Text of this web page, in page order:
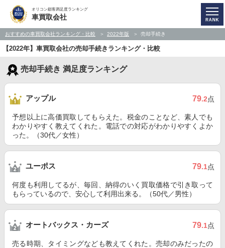
オリコン顧客満足度ランキング
車買取会社
おすすめの車買取会社ランキング・比較 2022年版 売却手続き
【2022年】車買取会社の売却手続きランキング・比較
売却手続き 満足度ランキング
アップル 79.2点
予想以上に高価買取してもらえた。税金のことなど、素人でも
わかりやすく教えてくれた。電話での対応がわかりやすくよか
った。（30代／女性）
ユーポス 79.1点
何度も利用してるが、毎回、納得のいく買取価格で引き取って
もらっているので、安心して利用出来る。（50代／男性）
オートバックス・カーズ 79.1点
売る時期、タイミングなども教えてくれた。売却のみだったの